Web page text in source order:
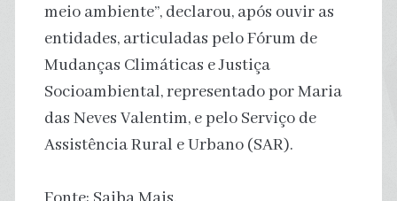
meio ambiente”, declarou, após ouvir as
entidades, articuladas pelo Fórum de
Mudanças Climáticas e Justiça
Socioambiental, representado por Maria
das Neves Valentim, e pelo Serviço de
Assistência Rural e Urbano (SAR).